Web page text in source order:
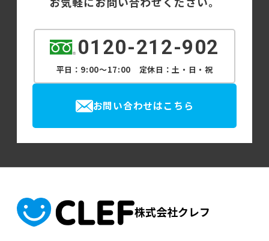
0120-212-902
平日：9:00～17:00 定休日：土・日・祝
お問い合わせはこちら
株式会社クレフ